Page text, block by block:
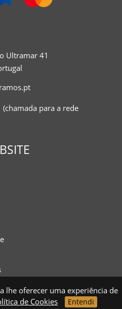
Ultramar 41
para a rede
lhe oferecer uma experiência de
de Cookies Entendi